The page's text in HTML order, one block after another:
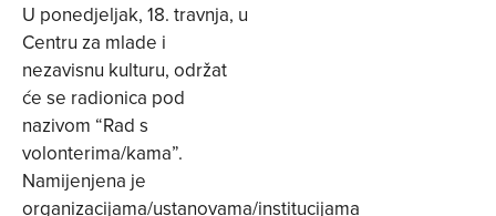
U ponedjeljak, 18. travnja, u
Centru za mlade i
nezavisnu kulturu, održat
će se radionica pod
nazivom “Rad s
volonterima/kama”.
Namijenjena je
organizacijama/ustanovama/institucijama